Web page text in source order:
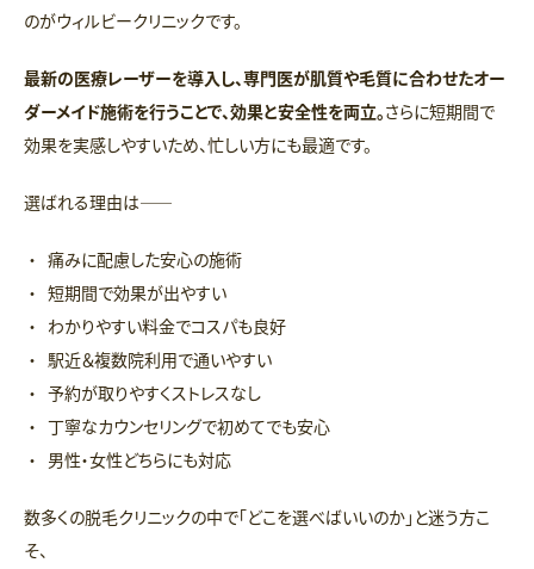
のがウィルビークリニックです。
最新の医療レーザーを導入し、専門医が肌質や毛質に合わせたオー
ダーメイド施術を行うことで、効果と安全性を両立。さらに短期間で
効果を実感しやすいため、忙しい方にも最適です。
選ばれる理由は――
痛みに配慮した安心の施術
短期間で効果が出やすい
わかりやすい料金でコスパも良好
駅近＆複数院利用で通いやすい
予約が取りやすくストレスなし
丁寧なカウンセリングで初めてでも安心
男性・女性どちらにも対応
数多くの脱毛クリニックの中で「どこを選べばいいのか」と迷う方こ
そ、